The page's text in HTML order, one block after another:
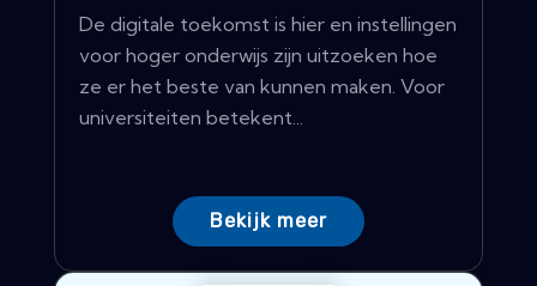
De digitale toekomst is hier en instellingen
voor hoger onderwijs zijn uitzoeken hoe
ze er het beste van kunnen maken. Voor
universiteiten betekent...
Bekijk meer